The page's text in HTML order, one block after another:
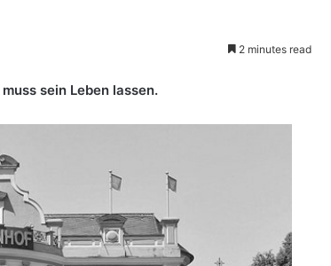
2 minutes read
sein Leben lassen.